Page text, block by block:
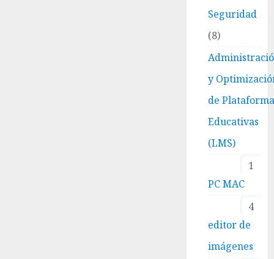
Seguridad
8
y
de
Educativas
(LMS)
1
PC MAC
4
editor de
imágenes